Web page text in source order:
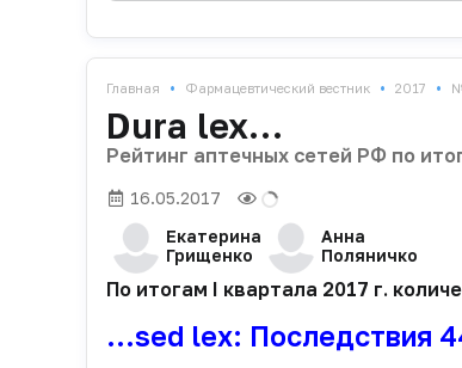
Главная • Фармацевтический вестник • 2017 •
Dura lex…
Рейтинг аптечных сетей РФ по
16.05.2017
Екатерина
Грищенко
Анна
Поляничко
По итогам I квартала 2017 г.
…sed lex: Последствия